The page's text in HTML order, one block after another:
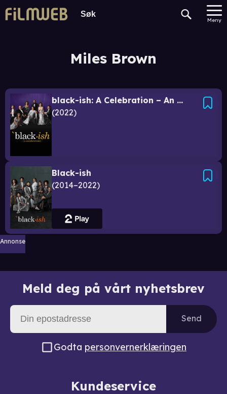
Meny
Miles Brown
black-ish: A Celebration – An ABC News Special
2022
Black-ish
2014–2022
Annonse
Meld deg på vårt nyhetsbrev
Send
Godta personvernerklæringen
Kundeservice